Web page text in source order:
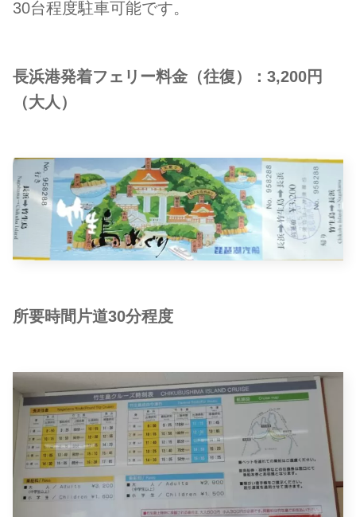
30台程度駐車可能です。
長浜港発着フェリー料金（往復）：3,200円
（大人）
所要時間片道30分程度